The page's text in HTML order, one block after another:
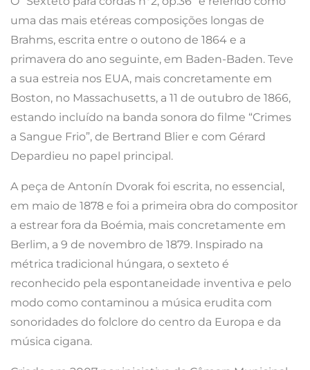
uma das mais etéreas composições longas de
Brahms, escrita entre o outono de 1864 e a
primavera do ano seguinte, em Baden-Baden. Teve
a sua estreia nos EUA, mais concretamente em
Boston, no Massachusetts, a 11 de outubro de 1866,
estando incluído na banda sonora do filme “Crimes
a Sangue Frio”, de Bertrand Blier e com Gérard
Depardieu no papel principal.
A peça de Antonín Dvorak foi escrita, no essencial,
em maio de 1878 e foi a primeira obra do compositor
a estrear fora da Boémia, mais concretamente em
Berlim, a 9 de novembro de 1879. Inspirado na
métrica tradicional húngara, o sexteto é
reconhecido pela espontaneidade inventiva e pelo
modo como contaminou a música erudita com
sonoridades do folclore do centro da Europa e da
música cigana.